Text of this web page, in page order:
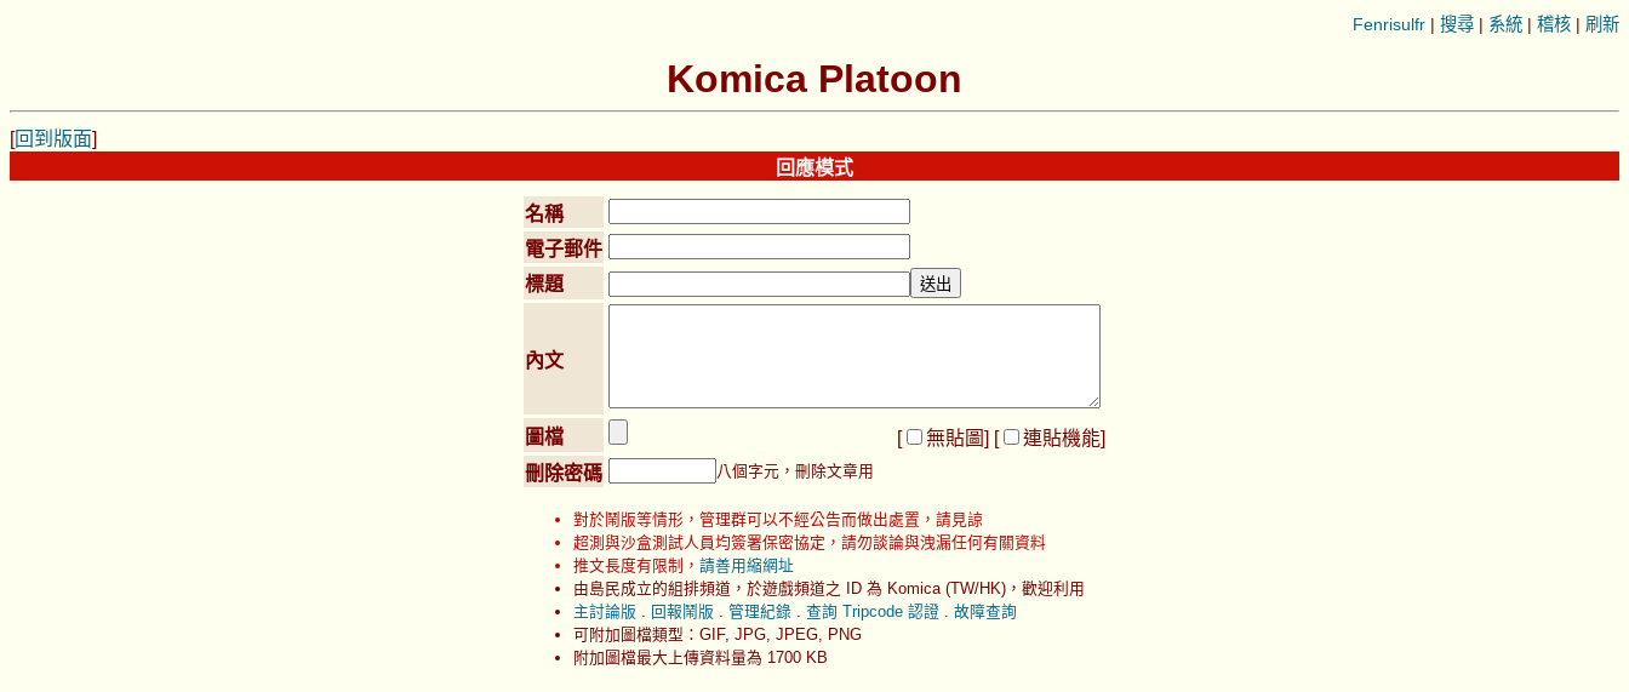
Fenrisulfr | 搜尋 | 系統 | 稽核 | 刷新
Komica Platoon
[回到版面]
回應模式
名稱
電子郵件
標題
內文
圖檔 [ 無貼圖] [ 連貼機能]
刪除密碼
八個字元，刪除文章用
對於鬧版等情形，管理群可以不經公告而做出處置，請見諒
超測與沙盒測試人員均簽署保密協定，請勿談論與洩漏任何有關資料
推文長度有限制， 請善用縮網址
由島民成立的組排頻道，於遊戲頻道之 ID 為 Komica (TW/HK)，歡迎利用
主討論版 . 回報鬧版 . 管理紀錄. 查詢 Tripcode 認證. 故障查詢
可附加圖檔類型：GIF, JPG, JPEG, PNG
附加圖檔最大上傳資料量為 1700 KB